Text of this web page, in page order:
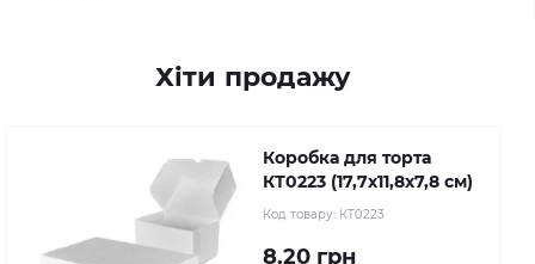
Хіти продажу
Коробка для торта
КТ0223 (17,7х11,8х7,8 см)
Код товару: КТ0223
8.20 грн